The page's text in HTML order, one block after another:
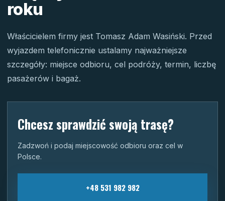
roku
Właścicielem firmy jest Tomasz Adam Wasiński. Przed
wyjazdem telefonicznie ustalamy najważniejsze
szczegóły: miejsce odbioru, cel podróży, termin, liczbę
pasażerów i bagaż.
Chcesz sprawdzić swoją trasę?
Zadzwoń i podaj miejscowość odbioru oraz cel w
Polsce.
+48 531 982 982